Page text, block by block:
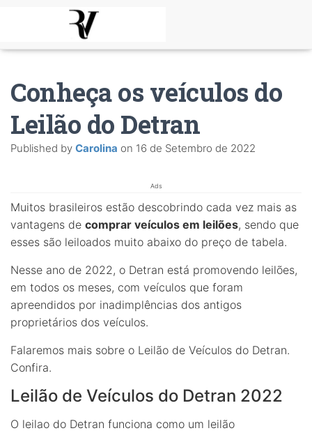
Conheça os veículos do
Leilão do Detran
Published by Carolina on 16 de Setembro de 2022
Ads
Muitos brasileiros estão descobrindo cada vez mais as
vantagens de comprar veículos em leilões, sendo que
esses são leiloados muito abaixo do preço de tabela.
Nesse ano de 2022, o Detran está promovendo leilões,
em todos os meses, com veículos que foram
apreendidos por inadimplências dos antigos
proprietários dos veículos.
Falaremos mais sobre o Leilão de Veículos do Detran.
Confira.
Leilão de Veículos do Detran 2022
O leilao do Detran funciona como um leilão